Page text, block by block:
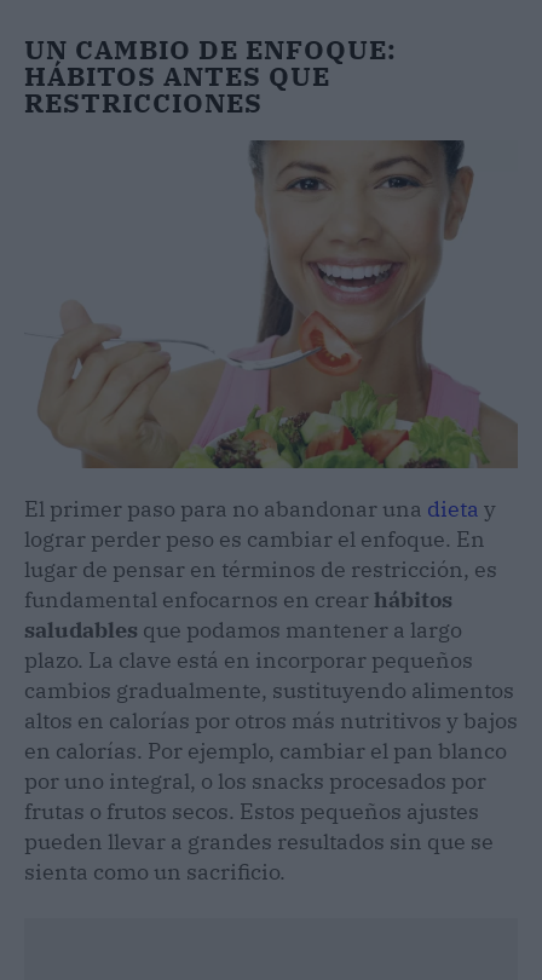
UN CAMBIO DE ENFOQUE:
HÁBITOS ANTES QUE
RESTRICCIONES
El primer paso para no abandonar una dieta y
lograr perder peso es cambiar el enfoque. En
lugar de pensar en términos de restricción, es
fundamental enfocarnos en crearhábitos
saludables que podamos mantener a largo
plazo. La clave está en incorporar pequeños
cambios gradualmente, sustituyendo alimentos
altos en calorías por otros más nutritivos y bajos
en calorías. Por ejemplo, cambiar el pan blanco
por uno integral, o los snacks procesados por
frutas o frutos secos. Estos pequeños ajustes
pueden llevar a grandes resultados sin que se
sienta como un sacrificio.